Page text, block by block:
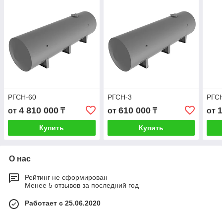
РГСН-60
от 4 810 000 ₸
Купить
РГСН-3
от 610 000₸
Купить
от
О нас
Рейтинг не сформирован
Менее 5 отзывов за последний год
Работает с 25.06.2020